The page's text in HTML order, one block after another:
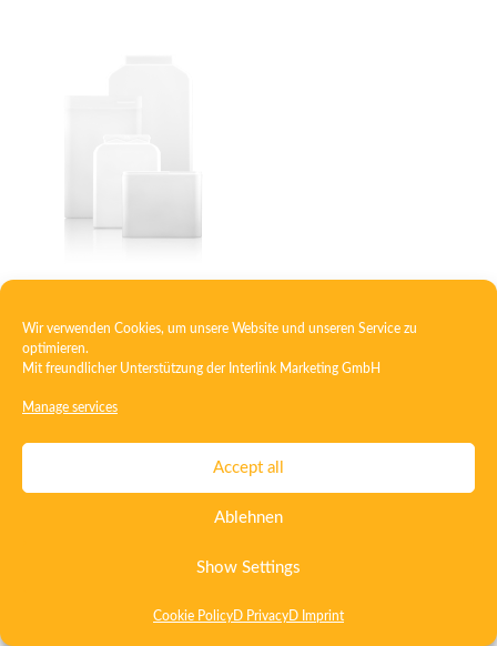
Wir verwenden Cookies, um unsere Website und unseren Service zu
optimieren.
Mit freundlicher Unterstützung der Interlink Marketing GmbH
Manage services
Accept all
Ablehnen
Show Settings
Cookie Policy D Privacy D Imprint
Containers Postbox
Certificate ISO 13485